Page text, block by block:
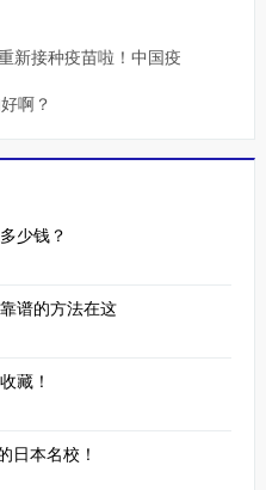
新接种疫苗啦！中国疫
啊？
少钱？
谱的方法在这
藏！
日本名校！